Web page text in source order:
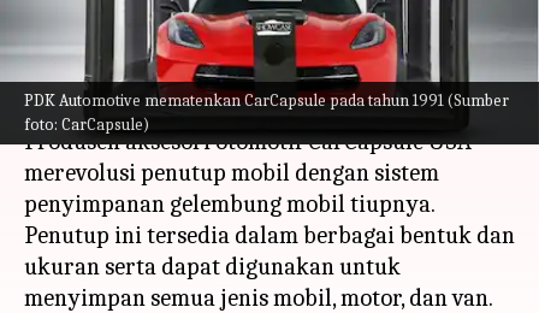
PDK Automotive mematenkan CarCapsule pada tahun 1991 (Sumber
foto: CarCapsule)
Feb 23, 2023 11:04 am
Apa ceritanya
Produsen aksesori otomotif CarCapsule USA
merevolusi penutup mobil dengan sistem
penyimpanan gelembung mobil tiupnya.
Penutup ini tersedia dalam berbagai bentuk dan
ukuran serta dapat digunakan untuk
menyimpan semua jenis mobil, motor, dan van.